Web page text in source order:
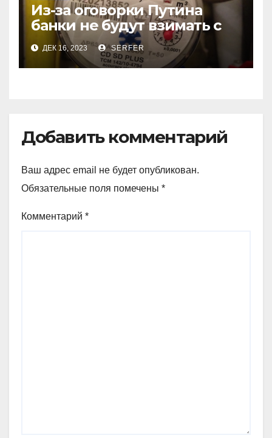
Из-за оговорки Путина
банки не будут взимать с
пенсионеров
комиссионные за ЖКХ
ДЕК 16, 2023 SERFER
Добавить комментарий
Ваш адрес email не будет опубликован.
Обязательные поля помечены *
Комментарий *